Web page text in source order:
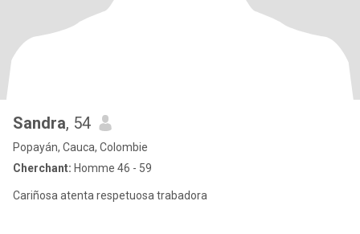
Sandra, 54
Popayán, Cauca, Colombie
Cherchant: Homme 46 - 59
Cariñosa atenta respetuosa trabadora